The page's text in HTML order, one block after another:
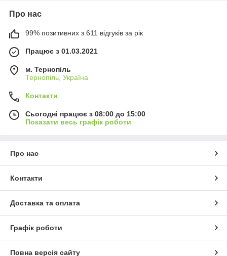
Про нас
99% позитивних з 611 відгуків за рік
Працює з 01.03.2021
м. Тернопіль
Тернопіль, Україна
Контакти
Сьогодні працює з 08:00 до 15:00
Показати весь графік роботи
Про нас
Контакти
Доставка та оплата
Графік роботи
Повна версія сайту